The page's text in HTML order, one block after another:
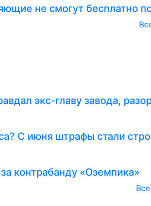
не смогут бесплатно
экс-главу завода,
С июня штрафы стали
контрабанду «Оземпика»